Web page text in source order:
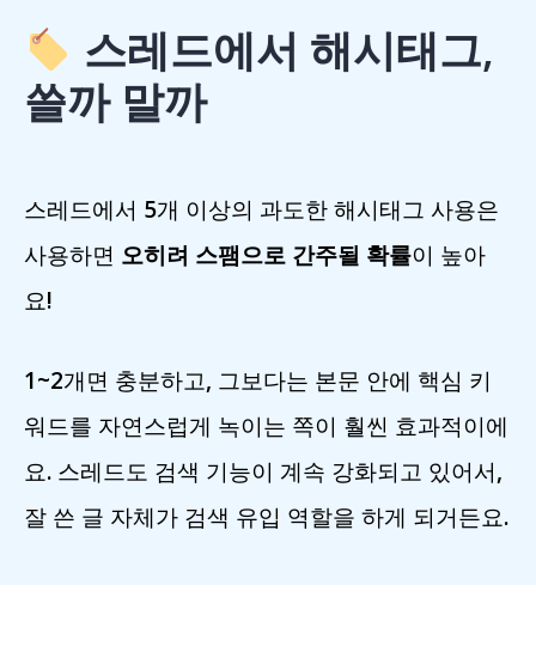
스레드에서 해시태그,
쓸까 말까
스레드에서 5개 이상의 과도한 해시태그 사용은
사용하면 오히려 스팸으로 간주될 확률이 높아
요!
1~2개면 충분하고, 그보다는 본문 안에 핵심 키
워드를 자연스럽게 녹이는 쪽이 훨씬 효과적이에
요. 스레드도 검색 기능이 계속 강화되고 있어서,
잘 쓴 글 자체가 검색 유입 역할을 하게 되거든요.